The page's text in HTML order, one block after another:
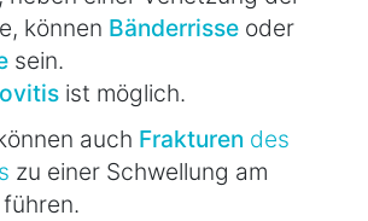
können Bänderrisse oder
sein.
ist möglich.
auch Frakturen des
zu einer Schwellung am